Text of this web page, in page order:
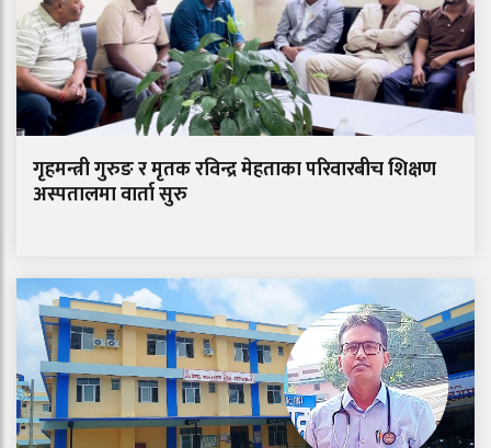
गृहमन्त्री गुरुङ र मृतक रविन्द्र मेहताका परिवारबीच शिक्षण
अस्पतालमा वार्ता सुरु